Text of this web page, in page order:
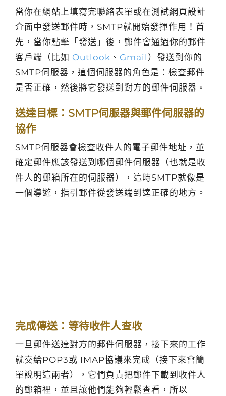
當你在網站上填寫完聯絡表單或在測試網頁設計
介面中發送郵件時，SMTP就開始發揮作用！首
先，當你點擊「發送」後，郵件會通過你的郵件
客戶端（比如 Outlook 、 Gmail ）發送到你的
SMTP伺服器，這個伺服器的角色是：檢查郵件
是否正確，然後將它發送到對方的郵件伺服器。
送達目標：SMTP伺服器與郵件伺服器的
協作
SMTP伺服器會檢查收件人的電子郵件地址，並
確定郵件應該發送到哪個郵件伺服器（也就是收
件人的郵箱所在的伺服器），這時SMTP就像是
一個導遊，指引郵件從發送端到達正確的地方。
完成傳送：等待收件人查收
一旦郵件送達對方的郵件伺服器，接下來的工作
就交給POP3或 IMAP協議來完成（接下來會簡
單說明這兩者），它們負責把郵件下載到收件人
的郵箱裡，並且讓他們能夠輕鬆查看，所以